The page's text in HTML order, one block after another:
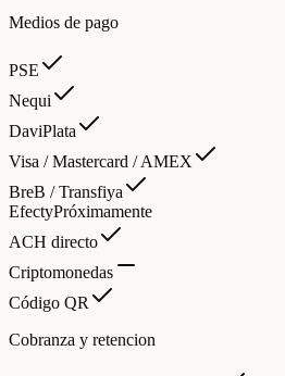
Medios de pago
PSE
Nequi
DaviPlata
Visa / Mastercard / AMEX
BreB / Transfiya
EfectyPróximamente
ACH directo
Criptomonedas
Código QR
Cobranza y retencion